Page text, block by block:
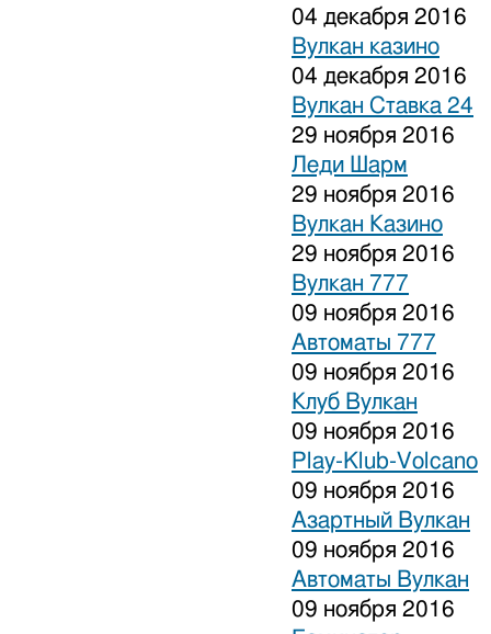
04 декабря 2016
Вулкан казино
04 декабря 2016
Вулкан Ставка 24
29 ноября 2016
Леди Шарм
29 ноября 2016
Вулкан Казино
29 ноября 2016
Вулкан 777
09 ноября 2016
Автоматы 777
09 ноября 2016
Клуб Вулкан
09 ноября 2016
Play-Klub-Volcano
09 ноября 2016
Азартный Вулкан
09 ноября 2016
Автоматы Вулкан
09 ноября 2016